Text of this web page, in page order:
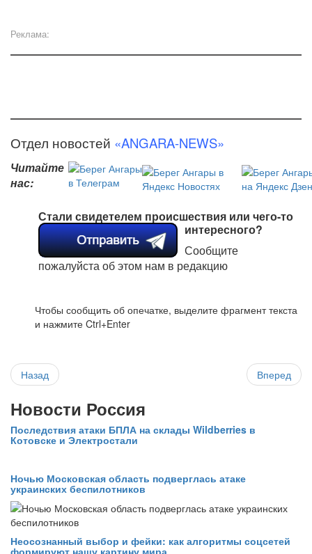
Реклама:
Отдел новостей «ANGARA-NEWS»
Читайте
нас:
Стали свидетелем происшествия или чего-то
интересного?
Сообщите
пожалуйста об этом нам в редакцию
Чтобы сообщить об опечатке, выделите фрагмент текста
и нажмите Ctrl+Enter
Назад Вперед
Новости Россия
Последствия атаки БПЛА на склады Wildberries в
Котовске и Электростали
Ночью Московская область подверглась атаке
украинских беспилотников
Неосознанный выбор и фейки: как алгоритмы соцсетей